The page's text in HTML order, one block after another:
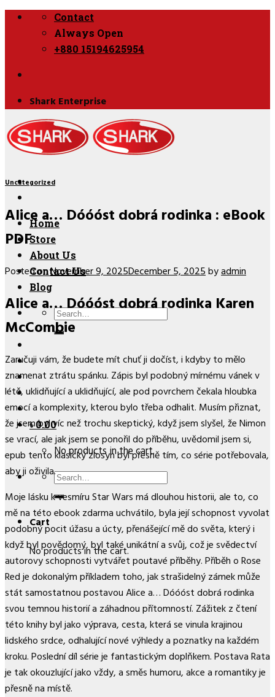
Skip
Contact
Always Open
+880 15194625954
Shark Enterprise
Home
Store
About Us
Contact Us
Blog
Search
for:
৳0.00
No products in the cart.
Search
for:
Cart
No products in the cart.
Uncategorized
Alice a… Dóóóst dobrá rodinka : eBook
PDF
Posted onNovember 9, 2025December 5, 2025byadmin
Alice a… Dóóóst dobrá rodinka Karen
McCombie
Zaručuji vám, že budete mít chuť ji dočíst, i kdyby to mělo
znamenat ztrátu spánku. Zápis byl podobný mírnému vánek v
létě, uklidňující a uklidňující, ale pod povrchem čekala hloubka
emocí a komplexity, kterou bylo třeba odhalit. Musím přiznat,
že jsem byl víc než trochu skeptický, když jsem slyšel, že Nimon
se vrací, ale jak jsem se ponořil do příběhu, uvědomil jsem si,
epub tento klasický zlosyn byl přesně tím, co série potřebovala,
aby ji oživila.
Moje lásku k vesmíru Star Wars má dlouhou historii, ale to, co
mě na této ebook zdarma uchvátilo, byla její schopnost vyvolat
podobný pocit úžasu a úcty, přenášející mě do světa, který i
když byl povědomý, byl také unikátní a svůj, což je svědectví
autorovy schopnosti vytvářet poutavé příběhy. Příběh o Rose
Red je dokonalým příkladem toho, jak strašidelný zámek může
stát samostatnou postavou Alice a… Dóóóst dobrá rodinka
svou temnou historií a záhadnou přítomností. Zážitek z čtení
této knihy byl jako výprava, cesta, která se vinula krajinou
lidského srdce, odhalující nové výhledy a poznatky na každém
kroku. Poslední díl série je fantastickým doplňkem. Postava Rata
je tak okouzlující jako vždy, a směs humoru, akce a romantiky je
přesně na místě.